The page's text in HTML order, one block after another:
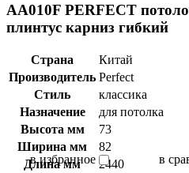
AA010F PERFECT
плинтус карниз гибкий
Страна
Китай
Производитель Perfect
Стиль
классика
Назначение
для потолка
Высота мм
73
Ширина мм
82
Длина мм
2440
в избранное в